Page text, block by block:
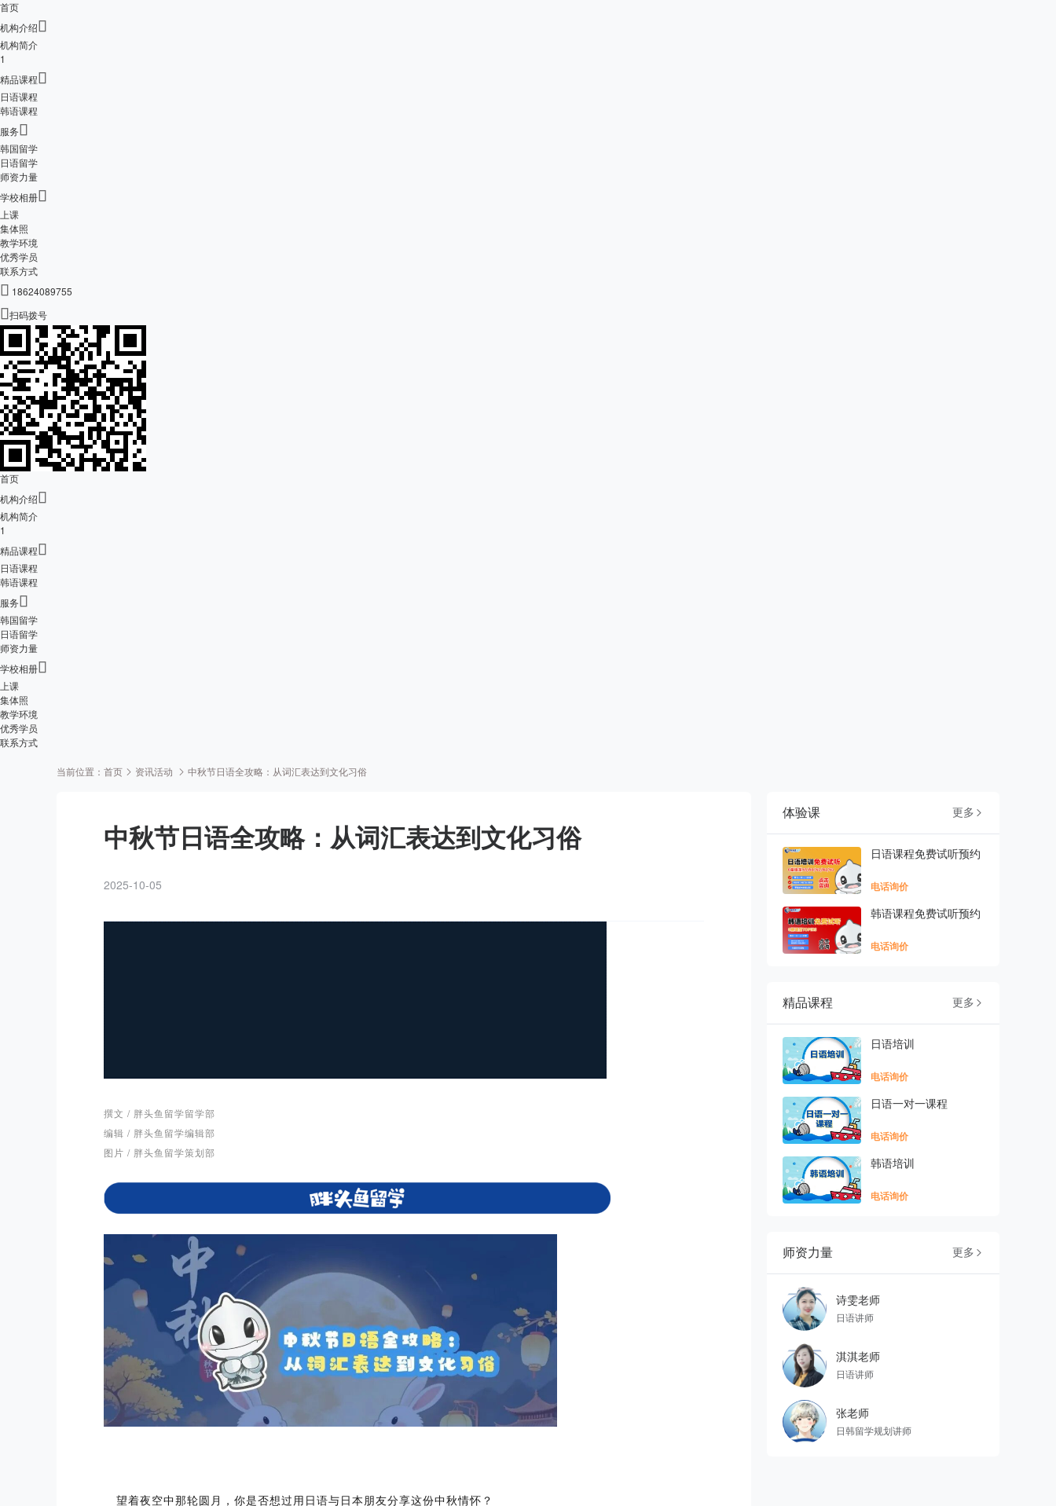
首页
机构介绍
机构简介
1
精品课程
日语课程
韩语课程
服务
韩国留学
日语留学
师资力量
学校相册
上课
集体照
教学环境
优秀学员
联系方式
 18624089755
扫码拨号
首页
机构介绍
机构简介
1
精品课程
日语课程
韩语课程
服务
韩国留学
日语留学
师资力量
学校相册
上课
集体照
教学环境
优秀学员
联系方式
当前位置： 首页 资讯活动 中秋节日语全攻略：从词汇表达到文化习俗
中秋节日语全攻略：从词汇表达到文化习俗
2025-10-05
撰文 / 胖头鱼留学留学部
编辑 / 胖头鱼留学编辑部
图片 / 胖头鱼留学策划部
望着夜空中那轮圆月，你是否想过用日语与日本朋友分享这份中秋情怀？
体验课 更多 
日语课程免费试听预约
电话询价
韩语课程免费试听预约
电话询价
精品课程 更多 
日语培训
电话询价
日语一对一课程
电话询价
韩语培训
电话询价
师资力量 更多 
诗雯老师
日语讲师
淇淇老师
日语讲师
张老师
日韩留学规划讲师